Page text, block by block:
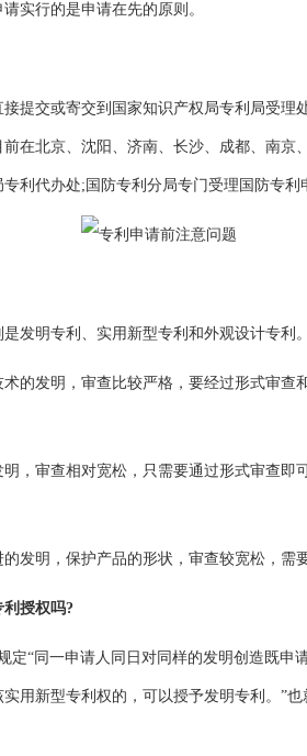
实行的是申请在先的原则。
交或寄交到国家知识产权局专利局受理
在北京、沈阳、济南、长沙、成都、南京
利代办处;国防专利分局专门受理国防专利
发明专利 、 实用新型专利 和外观设计专利。
发明，审查比较严格，要经过形式审查
审查相对宽松，只需要通过形式审查即
的发明，保护产品的形状，审查较宽松，需
利授权吗?
“同一申请人同日对同样的发明创造既申
用新型专利权的，可以授予发明专利。”